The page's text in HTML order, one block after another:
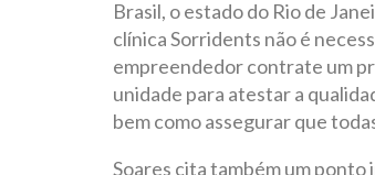
Brasil, o estado do Rio de
clínica Sorridents não é
empreendedor contrate um
unidade para atestar a
bem como assegurar que
Soares cita também um